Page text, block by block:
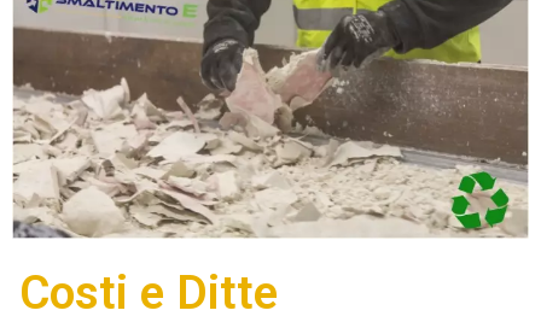
Costi e Ditte